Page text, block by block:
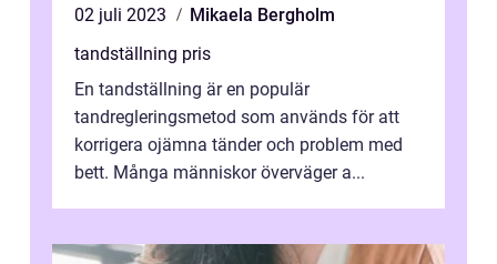
02 juli 2023
Mikaela Bergholm
tandställning pris
En tandställning är en populär
tandregleringsmetod som används för att
korrigera ojämna tänder och problem med
bett. Många människor överväger a...